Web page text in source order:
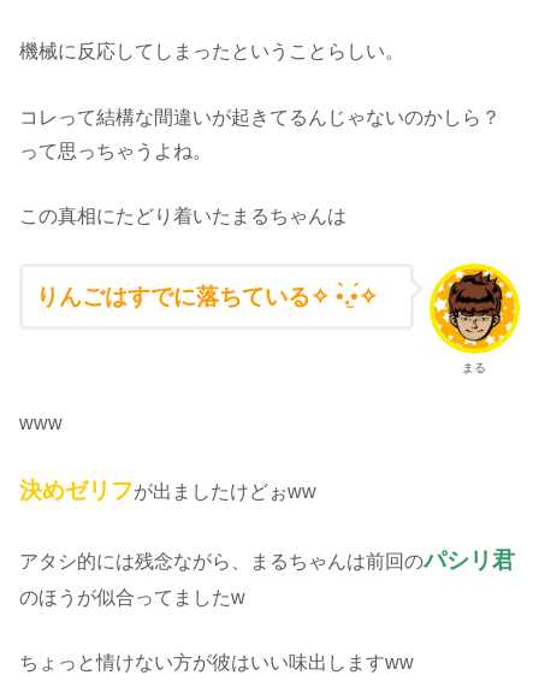
機械に反応してしまったということらしい。
コレって結構な間違いが起きてるんじゃないのかしら？
って思っちゃうよね。
この真相にたどり着いたまるちゃんは
まる
りんごはすでに落ちている✧ •̀.̫•́✧
www
決めゼリフが出ましたけどぉww
アタシ的には残念ながら、まるちゃんは前回のパシリ君
のほうが似合ってましたw
ちょっと情けない方が彼はいい味出しますww